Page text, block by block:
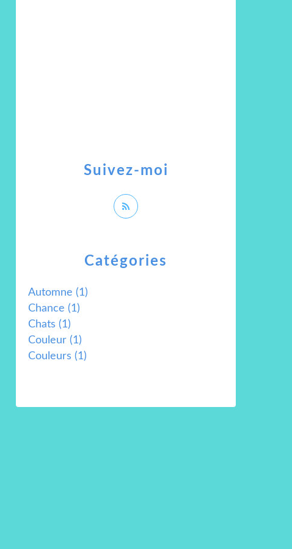
Catégories
Automne (1)
Chance (1)
Chats (1)
Couleur (1)
Couleurs (1)
Suivez-moi